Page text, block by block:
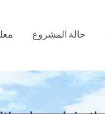
حالة المشروع